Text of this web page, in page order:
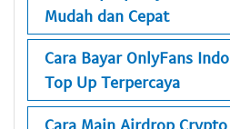
Mudah dan Cepat
Cara Bayar OnlyFans
Top Up Terpercaya
Cara Main Airdrop